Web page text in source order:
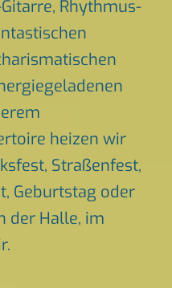
Rhythmus-
heizen wir
Straßenfest,
Geburtstag oder
der Halle, im